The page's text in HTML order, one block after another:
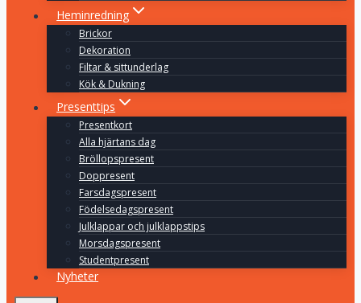
Heminredning
Brickor
Dekoration
Filtar & sittunderlag
Kök & Dukning
Presenttips
Presentkort
Alla hjärtans dag
Bröllopspresent
Doppresent
Farsdagspresent
Födelsedagspresent
Julklappar och julklappstips
Morsdagspresent
Studentpresent
Nyheter